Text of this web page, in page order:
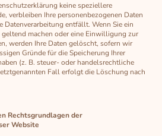
keine speziellere
verbleiben Ihre personenbezogenen Daten
Datenverarbeitung entfällt. Wenn Sie ein
machen oder eine Einwilligung zur
werden Ihre Daten gelöscht, sofern wir
Gründe für die Speicherung Ihrer
(z. B. steuer- oder handelsrechtliche
Fall erfolgt die Löschung nach
Rechtsgrundlagen der
Website